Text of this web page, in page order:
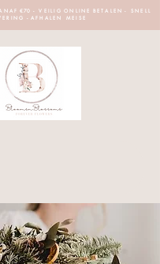
N A F €70 - V E I L I G O N L I N E B E T A L E N - S N E L L
E R I N G - A F H A L E N M E I S E